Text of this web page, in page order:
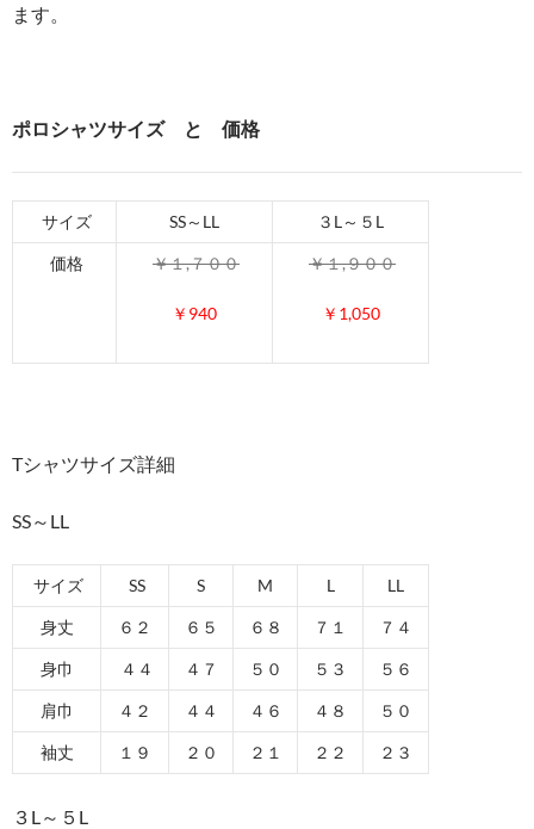
ます。
ポロシャツサイズ と 価格
サイズ SS～LL ３L～５L
価格 ￥１,７００
￥940
￥１,９００
￥1,050
Tシャツサイズ詳細
SS～LL
サイズ SS S M L LL
身丈 ６２ ６５ ６８ ７１ ７４
身巾 ４４ ４７ ５０ ５３ ５６
肩巾 ４２ ４４ ４６ ４８ ５０
袖丈 １９ ２０ ２１ ２２ ２３
３L～５L